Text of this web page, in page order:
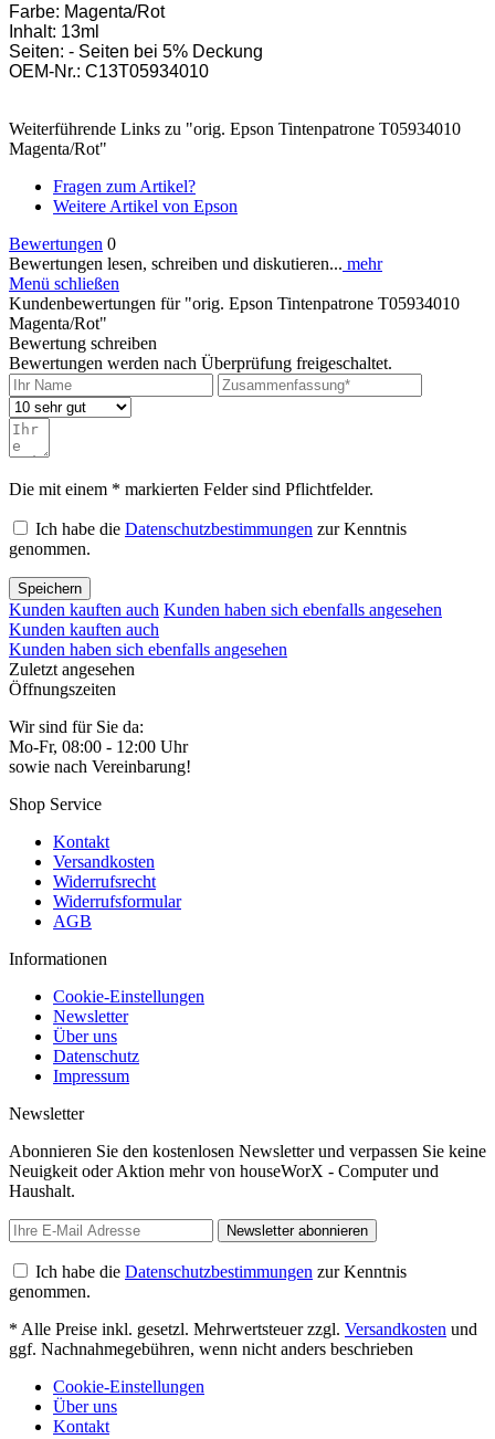
Farbe: Magenta/Rot
Inhalt: 13ml
Seiten: - Seiten bei 5% Deckung
OEM-Nr.: C13T05934010
Weiterführende Links zu "orig. Epson Tintenpatrone T05934010
Magenta/Rot"
Fragen zum Artikel?
Weitere Artikel von Epson
Bewertungen 0
Bewertungen lesen, schreiben und diskutieren... mehr
Menü schließen
Kundenbewertungen für "orig. Epson Tintenpatrone T05934010
Magenta/Rot"
Bewertung schreiben
Bewertungen werden nach Überprüfung freigeschaltet.
Die mit einem * markierten Felder sind Pflichtfelder.
Ich habe die Datenschutzbestimmungen zur Kenntnis
genommen.
Speichern
Kunden kauften auch Kunden haben sich ebenfalls angesehen
Kunden kauften auch
Kunden haben sich ebenfalls angesehen
Zuletzt angesehen
Öffnungszeiten
Wir sind für Sie da:
Mo-Fr, 08:00 - 12:00 Uhr
sowie nach Vereinbarung!
Shop Service
Kontakt
Versandkosten
Widerrufsrecht
Widerrufsformular
AGB
Informationen
Cookie-Einstellungen
Newsletter
Über uns
Datenschutz
Impressum
Newsletter
Abonnieren Sie den kostenlosen Newsletter und verpassen Sie keine
Neuigkeit oder Aktion mehr von houseWorX - Computer und
Haushalt.
Newsletter abonnieren
Ich habe die Datenschutzbestimmungen zur Kenntnis
genommen.
* Alle Preise inkl. gesetzl. Mehrwertsteuer zzgl. Versandkosten und
ggf. Nachnahmegebühren, wenn nicht anders beschrieben
Cookie-Einstellungen
Über uns
Kontakt